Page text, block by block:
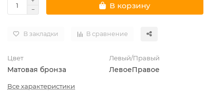
В корзину
В закладки В сравнение
Цвет
Матовая бронза
Левый/Правый
ЛевоеПравое
Все характеристики